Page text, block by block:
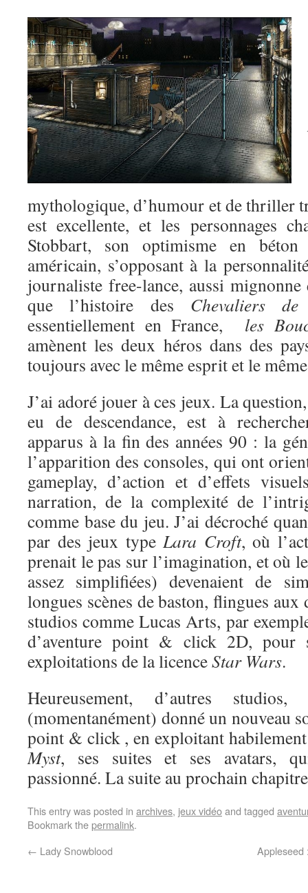
mythologique, d’humour et de thriller
est excellente, et les personnages
Stobbart, son optimisme en
américain, s’opposant à la
journaliste free-lance, aussi
que l’histoire des Chevaliers de
essentiellement en France,
les
amènent les deux héros dans des
toujours avec le même esprit et le
J’ai adoré jouer à ces jeux. La
eu de descendance, est à
apparus à la fin des années 90 : la
l’apparition des consoles, qui ont
gameplay, d’action et d’effets
narration, de la complexité de
comme base du jeu. J’ai décroché
par des jeux type Lara Croft, où
prenait le pas sur l’imagination, et où
assez simplifiées) devenaient de
longues scènes de baston, flingues
studios comme Lucas Arts, par
d’aventure point & click 2D, pour
exploitations de la licenceStar Wars.
Heureusement, d’autres
(momentanément) donné un nouveau
point & click , en exploitant
Myst, ses suites et ses avatars,
passionné. La suite au prochain
This entry was posted in archives, jeux vidéoand tagged
Bookmark thepermalink.
← Lady Snowblood Appleseed